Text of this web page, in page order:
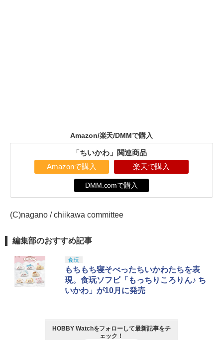
Amazon/楽天/DMMで購入
「ちいかわ」関連商品
Amazonで購入 楽天で購入
DMM.comで購入
(C)nagano / chiikawa committee
編集部のおすすめ記事
食玩
もちもち寝そべったちいかわたちを表
現。食玩ソフビ「もっちりころりん♪ ち
いかわ」が10月に発売
HOBBY Watchをフォローして最新記事をチ
ェック！